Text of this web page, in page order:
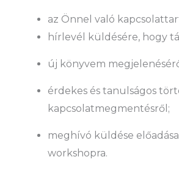
az Önnel való
hírlevél küldésére, hogy
új könyvem
érdekes és tanulságos
kapcsolatmegmentésről;
meghívó küldése
workshopra.